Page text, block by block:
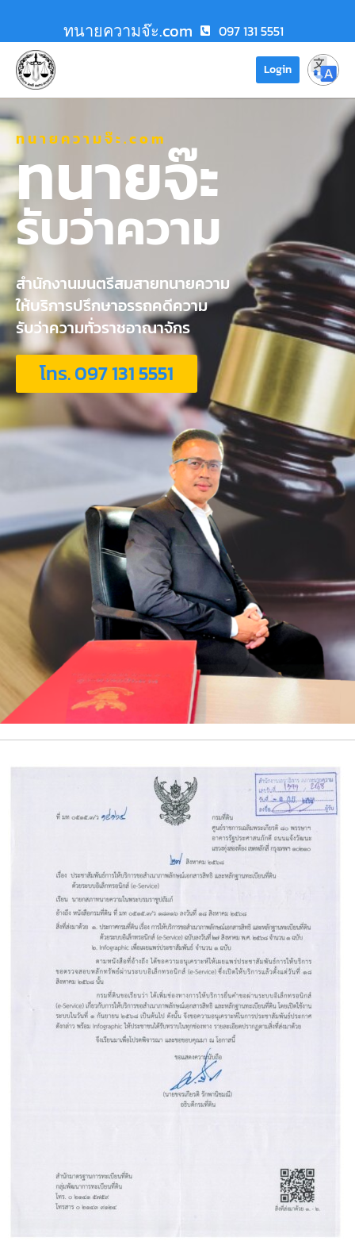
ทนายความจ๊ะ.com 097 131 5551
Login
ทนายความจ๊ะ.com
ทนายจ๊ะ
รับว่าความ
สำนักงานมนตรีสมสายทนายความ
ให้บริการปรึกษาอรรถคดีความ
รับว่าความทั่วราชอาณาจักร
โทร. 097 131 5551